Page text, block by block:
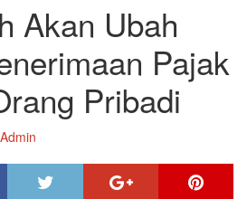
Akan Ubah
Pajak
Pribadi
Admin